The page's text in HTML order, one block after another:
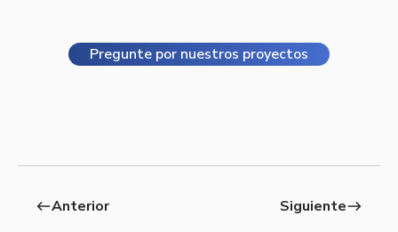
Pregunte por nuestros proyectos
westAnterior Siguienteeast